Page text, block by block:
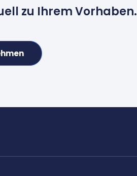
zu Ihrem Vorhaben.